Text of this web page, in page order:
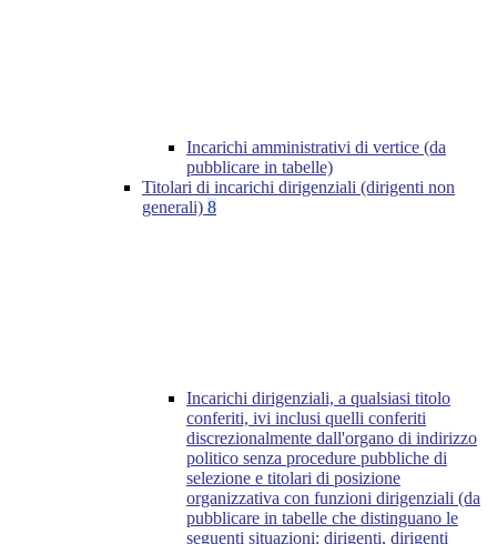
Incarichi amministrativi di vertice (da
pubblicare in tabelle)
Titolari di incarichi dirigenziali (dirigenti non
generali) 8
Incarichi dirigenziali, a qualsiasi titolo
conferiti, ivi inclusi quelli conferiti
discrezionalmente dall'organo di indirizzo
politico senza procedure pubbliche di
selezione e titolari di posizione
organizzativa con funzioni dirigenziali (da
pubblicare in tabelle che distinguano le
seguenti situazioni: dirigenti, dirigenti